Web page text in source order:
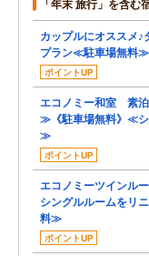
「年末 旅行」を含む
カップルにオススメ♪
プラン≪駐車場無料≫
ポイントUP
エコノミー和室 素
≫《駐車場無料》≪シ
≫
ポイントUP
エコノミーツインル
シングルルームをリ
料≫
ポイントUP